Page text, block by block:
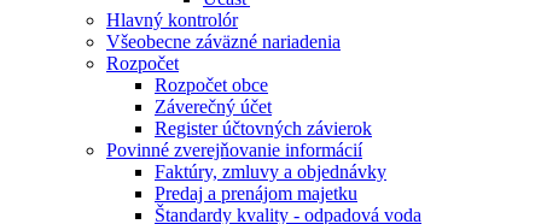
Hlavný kontrolór
Všeobecne záväzné nariadenia
Rozpočet
Rozpočet obce
Záverečný účet
Register účtovných závierok
Povinné zverejňovanie informácií
Faktúry, zmluvy a objednávky
Predaj a prenájom majetku
Štandardy kvality - odpadová voda